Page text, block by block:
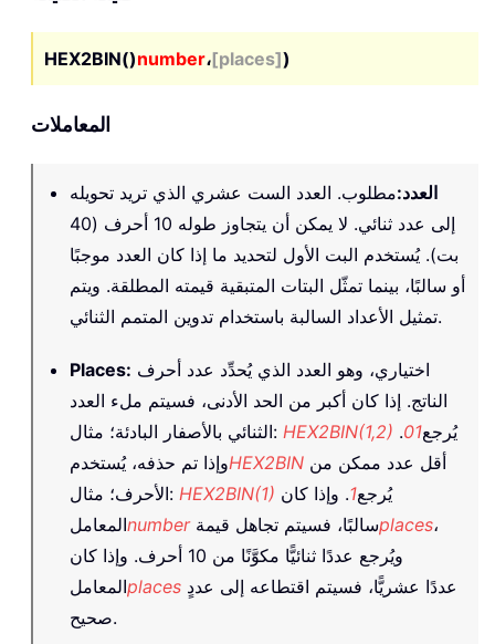
HEX2BIN()number،[places])
المعاملات
العدد:مطلوب. العدد الست عشري الذي تريد تحويله
إلى عدد ثنائي. لا يمكن أن يتجاوز طوله 10 أحرف (40
بت). يُستخدم البت الأول لتحديد ما إذا كان العدد موجبًا
أو سالبًا، بينما تمثّل البتات المتبقية قيمته المطلقة. ويتم
تمثيل الأعداد السالبة باستخدام تدوين المتمم الثنائي.
Places:
الناتج. إذا كان أكبر من الحد الأدنى، فسيتم ملء العدد
الثنائي بالأصفار البادئة؛ مثال: HEX2BIN(1,2) يُرجع01
.
وإذا تم حذفه، يُستخدمHEX2BIN
الأحرف؛ مثال: HEX2BIN(1) يُرجع1. وإذا كان
المعاملnumber سالبًا، فسيتم تجاهل قيمةplaces،
ويُرجع عددًا ثنائيًّا مكوَّنًا من 10 أحرف. وإذا كان
المعاملplaces
صحيح.